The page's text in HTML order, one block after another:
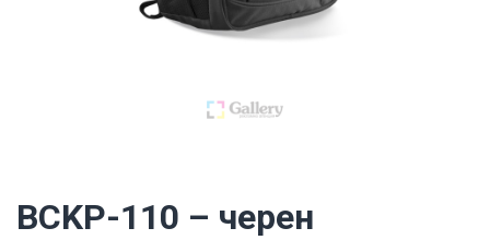
BCKP-110 – черен